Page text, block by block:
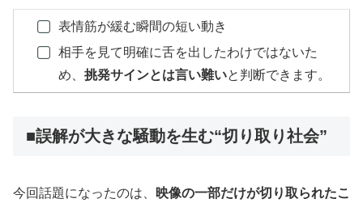
表情筋が緩む瞬間の短い動き
相手を見て明確に舌を出したわけではないた
め、 挑発サインとは言い難いと判断できます。
■誤解が大きな騒動を生む“切り取り社会”
今回話題になったのは、
映像の一部だけが切り取られたこ